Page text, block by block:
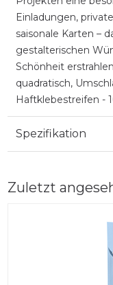
Einladungen,
saisonale Karten –
gestalterischen
Schönheit
quadratisch,
Haftklebestreifen -
Spezifikation
Zuletzt